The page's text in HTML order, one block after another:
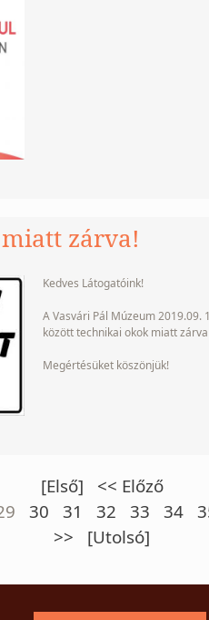
zárva!
Kedves Látogatóink!
A Vasvári Pál Múzeum 2019.09.
között technikai okok miatt
Megértésüket köszönjük!
[Első]
<< Előző
30 31 32 33 34
>>
[Utolsó]